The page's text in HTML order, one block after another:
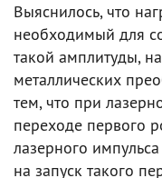
Выяснилось, что
необходимый для
такой амплитуды,
металлических
тем, что при
переходе первого
лазерного
на запуск такого